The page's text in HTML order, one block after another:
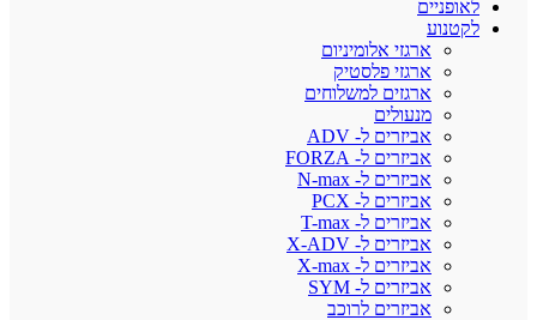
לאופניים
לקטנוע
ארגזי אלומיניום
ארגזי פלסטיק
ארגזים למשלוחים
מנעולים
אביזרים ל- ADV
אביזרים ל- FORZA
אביזרים ל- N-max
אביזרים ל- PCX
אביזרים ל- T-max
אביזרים ל- X-ADV
אביזרים ל- X-max
אביזרים ל- SYM
אביזרים לרוכב